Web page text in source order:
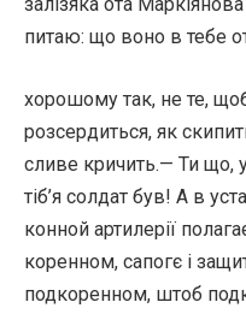
питаю: що воно в тебе
хорошому так, не те,
розсердиться, як
сливе кричить.— Ти що,
тіб’я солдат був! А в
конной артилерії
коренном, сапогє і
подкоренном, штоб